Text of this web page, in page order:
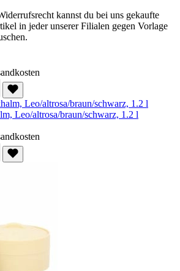
kannst du bei uns gekaufte
in jeder unserer Filialen gegen Vorlage
Leo/altrosa/braun/schwarz, 1.2 l